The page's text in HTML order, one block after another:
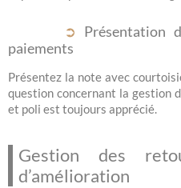
Présentation
paiements
Présentez la note avec
question concernant la gestion
et poli est toujours apprécié.
Gestion des
d’amélioration